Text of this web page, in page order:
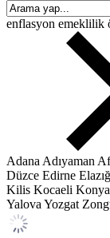
enflasyon emeklilik
Adana Adıyaman
Düzce Edirne Elazığ
Kilis Kocaeli Konya
Yalova Yozgat